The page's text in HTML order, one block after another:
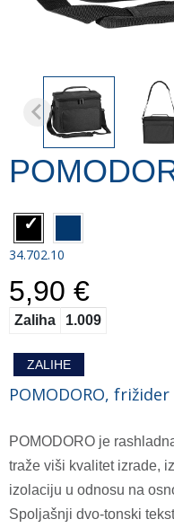
34.702.10
5,90 €
Zaliha 1.009
ZALIHE
POMODORO,
POMODORO je
traže viši kvalitet izrade,
izolaciju u odnosu na
Spoljašnji dvo-tonski